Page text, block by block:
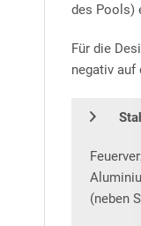
des Pools)
Für die
negativ auf
(neben